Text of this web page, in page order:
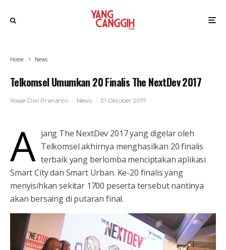
Home News
Telkomsel Umumkan 20 Finalis The NextDev 2017
Yossie Dwi Prananto · News · 31 Oktober 2017
A jang The NextDev 2017 yang digelar oleh
Telkomsel akhirnya menghasilkan 20 finalis
terbaik yang berlomba menciptakan aplikasi
Smart City dan Smart Urban. Ke-20 finalis yang
menyisihkan sekitar 1700 peserta tersebut nantinya
akan bersaing di putaran final.